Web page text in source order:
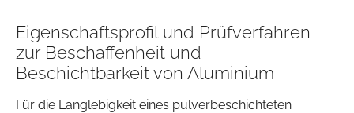
Eigenschaftsprofil und Prüfverfahren
zur Beschaffenheit und
Beschichtbarkeit von Aluminium
Für die Langlebigkeit eines pulverbeschichteten